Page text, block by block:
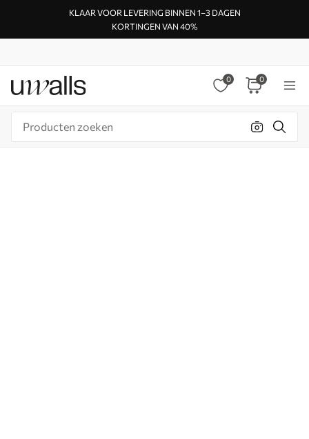
KLAAR VOOR LEVERING BINNEN 1–3 DAGEN
KORTINGEN VAN 40%
0 0